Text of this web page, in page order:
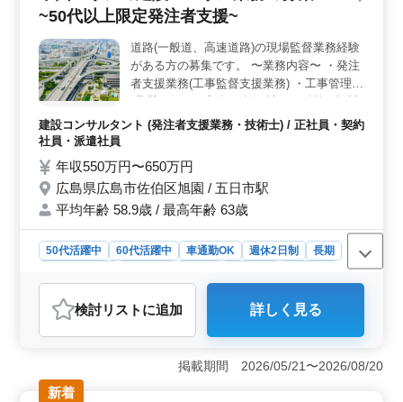
での勤務＞ 安東駅から徒歩圏内に位置し、駅チカの好
完備されています。交通アクセスの良さから、スタッフ
は通勤に便利さを感じ、仕事への集中力が高まりま
す。 ＜週2〜3日からの勤務＞ 週2〜3日からの勤務
も可能で、柔軟な働き方が受け入れられています。これ
により、仕事とプライベートのバランスを取りやすくな
っています。また、水曜日の午後や土曜日の午後は休み
となっており、充実した休日を過ごすことができます。
~50代以上限定発注者支援~
道路(一般道、高速道路)の現場監督業務経験
がある方の募集です。 〜業務内容〜 ・発注
者支援業務(工事監督支援業務) ・工事管理
変更 ・現場での打ち合わせ ・資料作成業務
備考＊ 交通費支給 単身赴任宿舎完備 社用車
支給 ！！中国地方エリア全域案件ございま
す！！
建設コンサルタント (発注者支援業務・技術士) / 正社員・契約
社員・派遣社員
年収550万円〜650万円
広島県広島市佐伯区旭園 / 五日市駅
平均年齢 58.9歳 / 最高年齢 63歳
50代活躍中 60代活躍中 車通勤OK 週休2日制
長期
おすすめポイント
＜中国エリアの建設コンサル業務募集＞ 平均年齢は
58.9歳で、男性が7割、女性が3割の構成です。建設コン
サルタントとして学術研究や技術サービス業を展開して
います。禁煙環境で働きやすい職場です。年収550万円〜
検討リスト に追加 詳しく見る
掲載期間 2026/05/21〜2026/08/20
新着